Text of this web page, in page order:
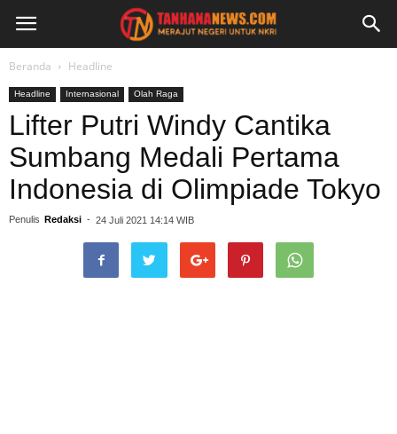
Beranda Headline
Headline Internasional Olah Raga
Lifter Putri Windy Cantika
Sumbang Medali Pertama
Indonesia di Olimpiade Tokyo
Penulis Redaksi - 24 Juli 2021 14:14 WIB